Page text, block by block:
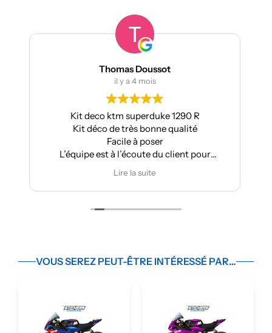
1290 R
du client pour
Pour ma part, Kit déco moto
Aprilia : très bonne qualité,
Très bon suivi après
VOUS SEREZ PEUT-ÊTRE INTÉRESSÉ PAR…